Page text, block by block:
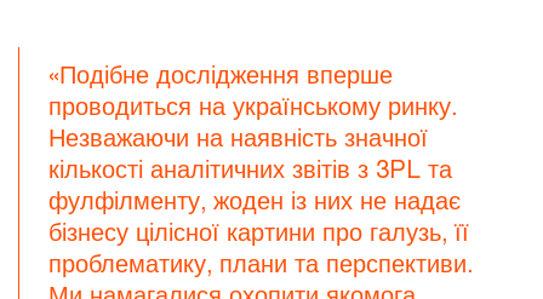
«Подібне дослідження вперше
проводиться на українському ринку.
Незважаючи на наявність значної
кількості аналітичних звітів з 3PL та
фулфілменту, жоден із них не надає
бізнесу цілісної картини про галузь, її
проблематику, плани та перспективи.